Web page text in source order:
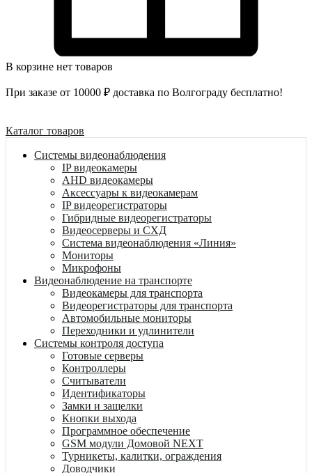
В корзине нет товаров
При заказе от 10000 ₽ доставка по Волгограду бесплатно!
Каталог товаров
Системы видеонаблюдения
IP видеокамеры
AHD видеокамеры
Аксессуары к видеокамерам
IP видеорегистраторы
Гибридные видеорегистраторы
Видеосерверы и СХД
Система видеонаблюдения «Линия»
Мониторы
Микрофоны
Видеонаблюдение на транспорте
Видеокамеры для транспорта
Видеорегистраторы для транспорта
Автомобильные мониторы
Переходники и удлинители
Системы контроля доступа
Готовые серверы
Контроллеры
Считыватели
Идентификаторы
Замки и защелки
Кнопки выхода
Программное обеспечение
GSM модули Домовой NEXT
Турникеты, калитки, ограждения
Доводчики